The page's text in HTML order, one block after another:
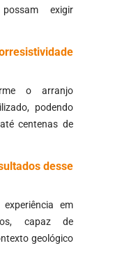
possam exigir
o arranjo
podendo
centenas de
desse
em
capaz de
geológico